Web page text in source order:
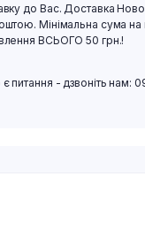
до Вас. Доставка
Мінімальна сума на
ВСЬОГО 50 грн.!
питання - дзвоніть нам: